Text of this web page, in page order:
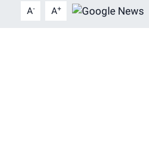
A- A+